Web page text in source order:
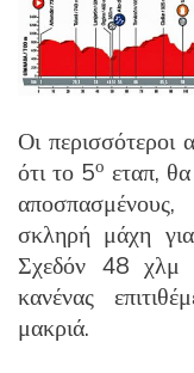
Οι περισσότεροι
ότι το 5ο εταπ,
σκληρή μάχη
Σχεδόν 48 χλμ
κανένας
μακριά.